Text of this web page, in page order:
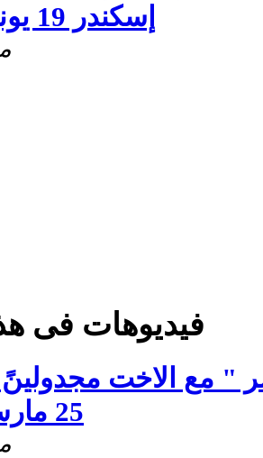
إسكندر 19 يونيو 2024
فيديوهات فى
" مع الاخت مجدولينً
25 مارس 2026